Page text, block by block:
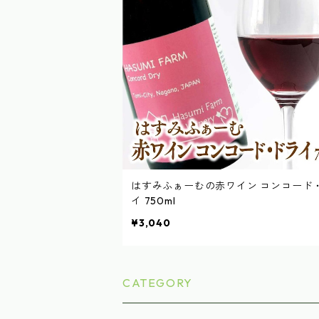
はすみふぁーむの赤ワイン コンコード
イ 750ml
¥3,040
CATEGORY